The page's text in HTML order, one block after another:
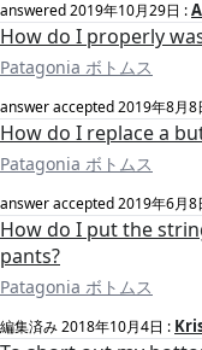
answered2019年10月29日 :
How do I properly
Patagonia ボトムス
answer accepted2019年8月8
How do I replace a
Patagonia ボトムス
answer accepted2019年6月8
How do I put the
pants?
Patagonia ボトムス
編集済み2018年10月4日 :